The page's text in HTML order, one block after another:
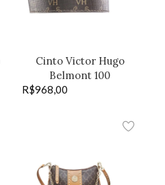
Cinto Victor Hugo
Belmont 100
R$968,00